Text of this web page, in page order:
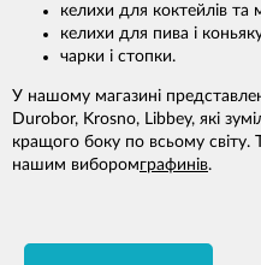
келихи для коктейлів та
келихи для пива і
чарки і стопки.
У нашому магазині
Durobor, Krosno, Libbey, які
кращого боку по всьому
нашим виборомграфинів.